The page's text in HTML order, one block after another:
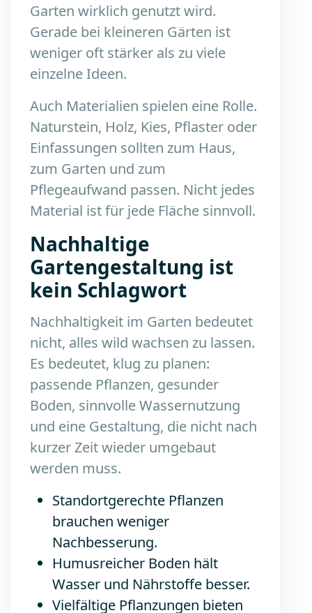
Garten wirklich genutzt wird.
Gerade bei kleineren Gärten ist
weniger oft stärker als zu viele
einzelne Ideen.
Auch Materialien spielen eine Rolle.
Naturstein, Holz, Kies, Pflaster oder
Einfassungen sollten zum Haus,
zum Garten und zum
Pflegeaufwand passen. Nicht jedes
Material ist für jede Fläche sinnvoll.
Nachhaltige
Gartengestaltung ist
kein Schlagwort
Nachhaltigkeit im Garten bedeutet
nicht, alles wild wachsen zu lassen.
Es bedeutet, klug zu planen:
passende Pflanzen, gesunder
Boden, sinnvolle Wassernutzung
und eine Gestaltung, die nicht nach
kurzer Zeit wieder umgebaut
werden muss.
Standortgerechte Pflanzen
brauchen weniger
Nachbesserung.
Humusreicher Boden hält
Wasser und Nährstoffe besser.
Vielfältige Pflanzungen bieten